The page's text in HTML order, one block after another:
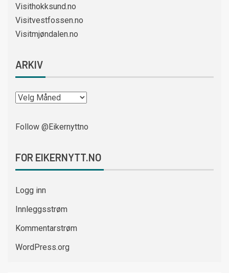
Visithokksund.no
Visitvestfossen.no
Visitmjøndalen.no
ARKIV
Follow @Eikernyttno
FOR EIKERNYTT.NO
Logg inn
Innleggsstrøm
Kommentarstrøm
WordPress.org